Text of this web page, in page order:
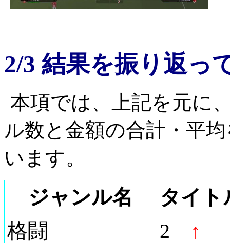
2/3 結果を振り返
本項では、上記を元に
ル数と金額の合計・平
います。
ジャンル名
タイト
格闘
2
↑